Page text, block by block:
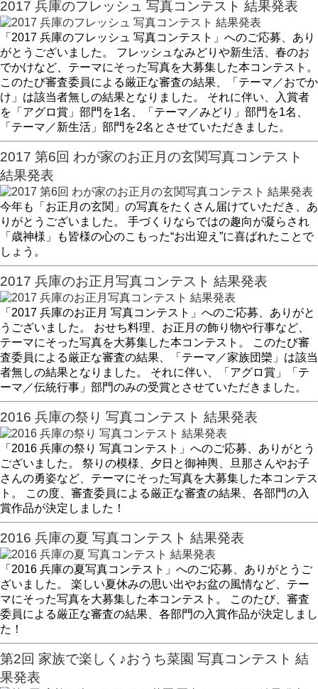
2017 兵庫のフレッシュ 写真コンテスト 結果発表
「2017 兵庫のフレッシュ 写真コンテスト」へのご応募、あり
がとうございました。 フレッシュなみどりや新生活、春のお
でかけなど、テーマにそった写真を大募集した本コンテスト。
このたび審査委員による厳正な審査の結果、「テーマ／おでか
け」は該当者無しの結果となりました。 それに伴い、入賞者
を「アグロ賞」部門を1名、「テーマ／みどり」部門を1名、
「テーマ／新生活」部門を2名とさせていただきました。
2017 第6回 わが家のお正月の玄関写真コンテスト
結果発表
今年も「お正月の玄関」の写真をたくさん届けていただき、あ
りがとうございました。 手づくりならではの趣向が凝らされ
「歳神様」も皆様の心のこもった“お出迎え”に喜ばれたことで
しょう。
2017 兵庫のお正月写真コンテスト 結果発表
「2017 兵庫のお正月 写真コンテスト」へのご応募、ありがと
うございました。 おせち料理、お正月の飾り物や行事など、
テーマにそった写真を大募集した本コンテスト。 このたび審
査委員による厳正な審査の結果、「テーマ／家族団欒」は該当
者無しの結果となりました。 それに伴い、「アグロ賞」「テ
ーマ／伝統行事」部門のみの受賞とさせていただきました。
2016 兵庫の祭り 写真コンテスト 結果発表
「2016 兵庫の祭り 写真コンテスト」へのご応募、ありがとう
ございました。 祭りの模様、夕日と御神輿、旦那さんやお子
さんの勇姿など、テーマにそった写真を大募集した本コンテス
ト。 この度、審査委員による厳正な審査の結果、各部門の入
賞作品が決定しました！
2016 兵庫の夏 写真コンテスト 結果発表
「2016 兵庫の夏写真コンテスト」へのご応募、ありがとうご
ざいました。 楽しい夏休みの思い出やお盆の風情など、テー
マにそった写真を大募集した本コンテスト。 このたび、審査
委員による厳正な審査の結果、各部門の入賞作品が決定しまし
た！
第2回 家族で楽しく♪おうち菜園 写真コンテスト 結
果発表